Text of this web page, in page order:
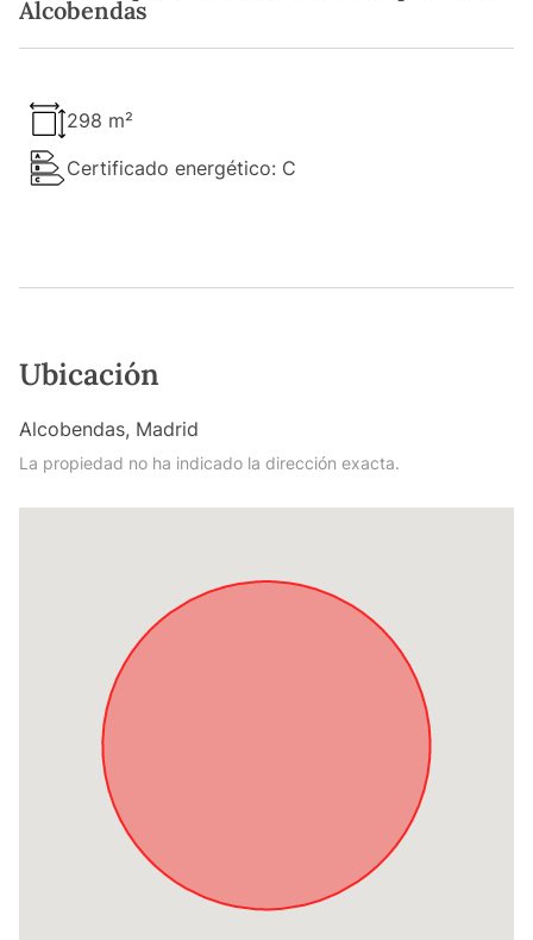
Alcobendas
298 m²
Certificado energético: C
Ubicación
Alcobendas, Madrid
La propiedad no ha indicado la dirección exacta.